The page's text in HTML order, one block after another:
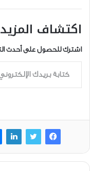
اكتشاف
اشترك للحصول على أحدث
كتابة بريدك الإلكتروني...